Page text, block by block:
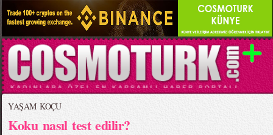
YAŞAM KOÇU
Koku nasıl test edilir?